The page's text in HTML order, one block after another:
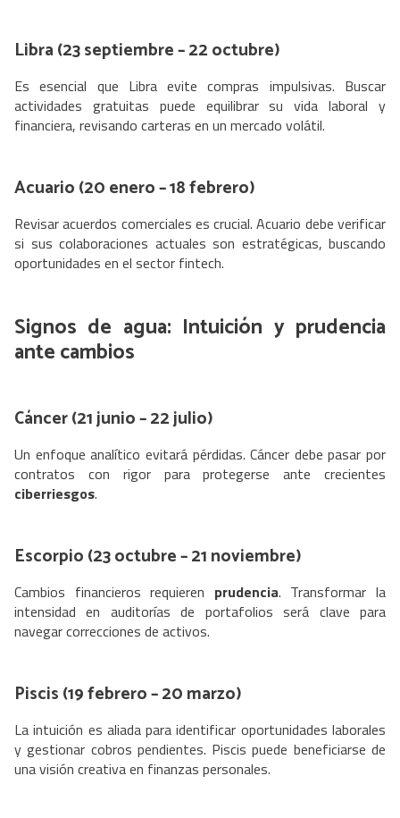
Libra (23 septiembre – 22 octubre)
Es esencial que Libra evite compras impulsivas. Buscar
actividades gratuitas puede equilibrar su vida laboral y
financiera, revisando carteras en un mercado volátil.
Acuario (20 enero – 18 febrero)
Revisar acuerdos comerciales es crucial. Acuario debe verificar
si sus colaboraciones actuales son estratégicas, buscando
oportunidades en el sector fintech.
Signos de agua: Intuición y prudencia
ante cambios
Cáncer (21 junio – 22 julio)
Un enfoque analítico evitará pérdidas. Cáncer debe pasar por
contratos con rigor para protegerse ante crecientes
ciberriesgos.
Escorpio (23 octubre – 21 noviembre)
Cambios financieros requieren prudencia. Transformar la
intensidad en auditorías de portafolios será clave para
navegar correcciones de activos.
Piscis (19 febrero – 20 marzo)
La intuición es aliada para identificar oportunidades laborales
y gestionar cobros pendientes. Piscis puede beneficiarse de
una visión creativa en finanzas personales.